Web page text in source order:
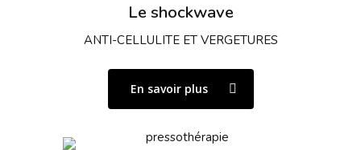
Le shockwave
ANTI-CELLULITE ET VERGETURES
En savoir plus